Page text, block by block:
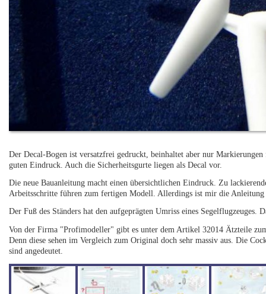
Der Decal-Bogen ist versatzfrei gedruckt, beinhaltet aber nur
guten Eindruck. Auch die Sicherheitsgurte liegen als Decal vor.
Die neue Bauanleitung macht einen übersichtlichen Eindruck. Zu
Arbeitsschritte führen zum fertigen Modell. Allerdings ist mir die
Der Fuß des Ständers hat den aufgeprägten Umriss eines Segelflugzeuges.
Von der Firma "Profimodeller" gibt es unter dem Artikel 32014 Ätzteile
Denn diese sehen im Vergleich zum Original doch sehr massiv aus. Die
sind angedeutet.